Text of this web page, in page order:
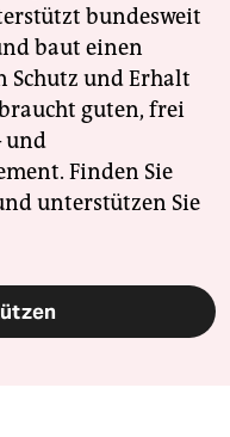
bundesweit
baut einen
Schutz und Erhalt
guten, frei
und
Finden Sie
unterstützen Sie